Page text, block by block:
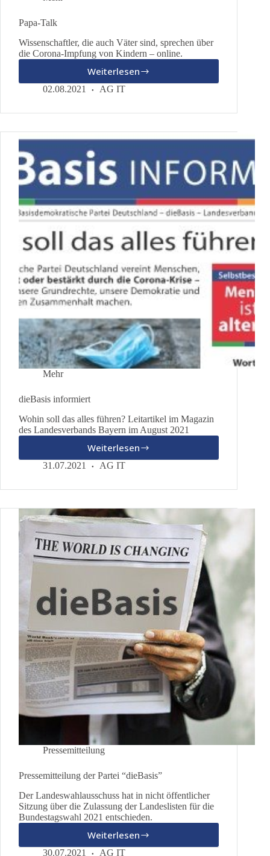
Papa-Talk
Wissenschaftler, die auch Väter sind, sprechen über
die Corona-Impfung von Kindern – online.
Weiterlesen
Papa-
Talk
02.08.2021 AG IT
Mehr
dieBasis informiert
Wohin soll das alles führen? Leitartikel im Magazin
des Landesverbands Bayern im August 2021
Weiterlesen
dieBasis
informiert
31.07.2021 AG IT
Pressemitteilung
Pressemitteilung der Partei “dieBasis”
Der Landeswahlausschuss hat in nicht öffentlicher
Sitzung über die Zulassung der Landeslisten für die
Bundestagswahl 2021 entschieden.
WeiterlesenPressemitteilung
der
30.07.2021 AG IT